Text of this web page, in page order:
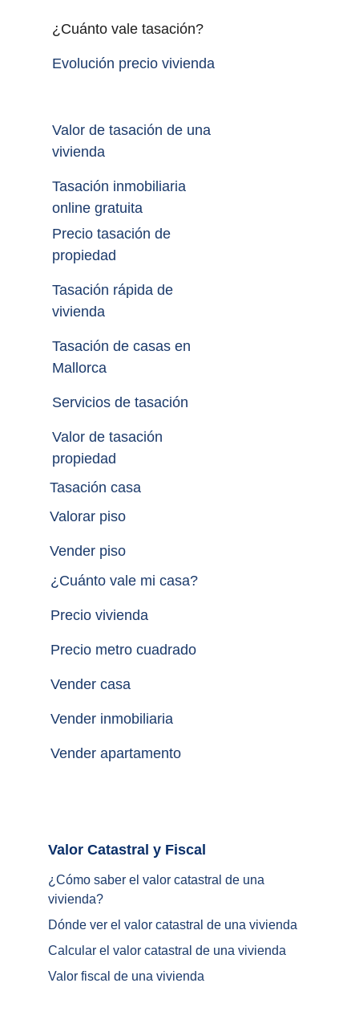
¿ Cómo saber el valor catastral de una
vivienda?
Dónde ver el valor catastral de una vivienda
Calcular el valor catastral de una vivienda
Valor fiscal de una vivienda
Valor de tasación de una
vivienda
Tasación inmobiliaria
online gratuita
Precio tasación de
propiedad
Tasación rápida de
vivienda
Tasación de casas en
Mallorca
Servicios de tasación
Valor de tasación
propiedad
Tasación casa
Valorar piso
¿Cuánto vale mi casa?
Precio vivienda
Precio metro cuadrado
Vender casa
Vender inmobiliaria
Vender apartamento
¿Cuánto vale tasación?
Evolución precio vivienda
Vender piso